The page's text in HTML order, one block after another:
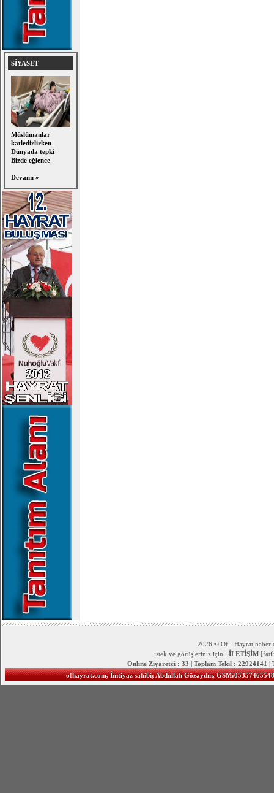
SİYASET
Müslümanlar
katledirlirken
Dünyada tepki
Bizde eğlence
Devamı »
2026 © Of - Hayrat
istek ve görüşleriniz için : İLETİŞİM
Online Ziyaretci : 33 | Toplam Tekil : 22924141 |
ofhayrat.com, İmtiyaz sahibi; Abdullah Gözaydın,